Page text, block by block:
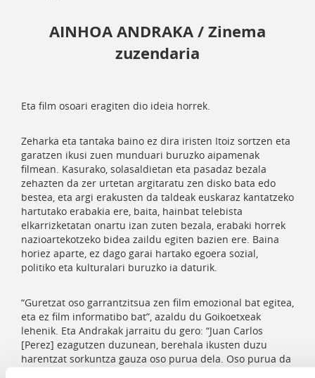
AINHOA ANDRAKA/ Zinema
zuzendaria
Eta film osoari eragiten dio ideia horrek.
Zeharka eta tantaka baino ez dira iristen Itoiz sortzen eta
garatzen ikusi zuen munduari buruzko aipamenak
filmean. Kasurako, solasaldietan eta pasadaz bezala
zehazten da zer urtetan argitaratu zen disko bata edo
bestea, eta argi erakusten da taldeak euskaraz kantatzeko
hartutako erabakia ere, baita, hainbat telebista
elkarrizketatan onartu izan zuten bezala, erabaki horrek
nazioartekotzeko bidea zaildu egiten bazien ere. Baina
horiez aparte, ez dago garai hartako egoera sozial,
politiko eta kulturalari buruzko ia daturik.
“Guretzat oso garrantzitsua zen film emozional bat egitea,
eta ez film informatibo bat”, azaldu du Goikoetxeak
lehenik. Eta Andrakak jarraitu du gero: “Juan Carlos
[Perez] ezagutzen duzunean, berehala ikusten duzu
harentzat sorkuntza gauza oso purua dela. Oso purua da